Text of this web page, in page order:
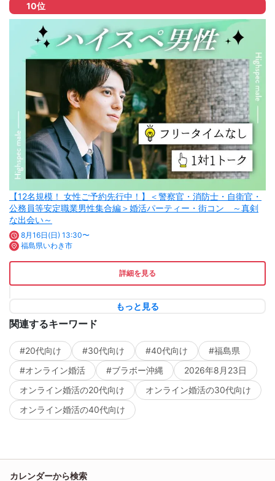
10位
【12名規模！ 女性ご予約先行中！】＜警察官・消防士・自衛官・
公務員等安定職業男性集合編＞婚活パーティー・街コン ～真剣
な出会い～
8月16日(日) 13:30〜
福島県いわき市
詳細を見る
もっと見る
関連するキーワード
#20代向け #30代向け #40代向け
#福島県
#オンライン婚活
#ブラボー沖縄
2026年8月23日
オンライン婚活の20代向け
オンライン婚活の30代向け
オンライン婚活の40代向け
カレンダーから検索